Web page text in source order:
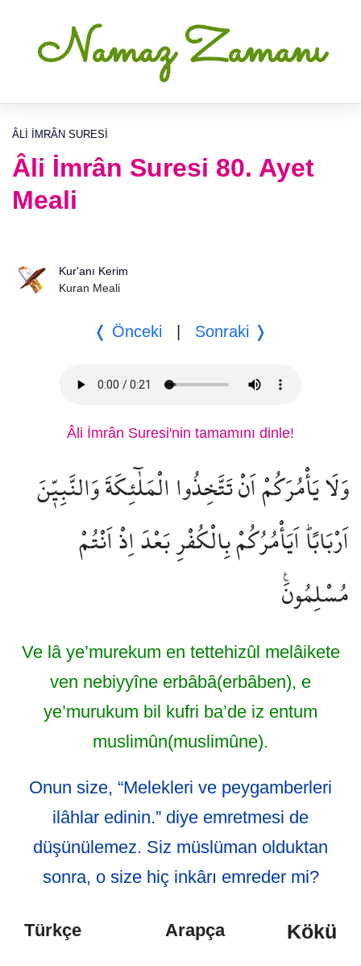
Namaz Zamanı
ÂLI İMRÂN SURESI
Âli İmrân Suresi 80. Ayet
Meali
Kur'anı Kerim
Kuran Meali
❬ Önceki Sonraki ❭
Âli İmrân Suresi'nin tamamını dinle!
وَلَا يَأْمُرَكُمْ اَنْ تَتَّخِذُوا الْمَلٰٓئِكَةَ وَالنَّبِيّ۪نَ
اَرْبَابًاۜ اَيَأْمُرُكُمْ بِالْكُفْرِ بَعْدَ اِذْ اَنْتُمْ
مُسْلِمُونَ۟
Ve lâ ye’murekum en tettehizûl melâikete
ven nebiyyîne erbâbâ(erbâben), e
ye’murukum bil kufri ba’de iz entum
muslimûn(muslimûne).
Onun size, “Melekleri ve peygamberleri
ilâhlar edinin.” diye emretmesi de
düşünülemez. Siz müslüman olduktan
sonra, o size hiç inkârı emreder mi?
Türkçe Arapça Kökü